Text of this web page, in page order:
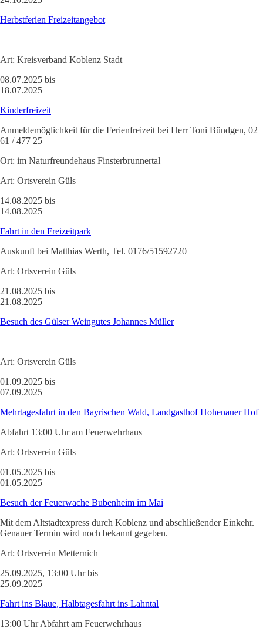
Herbstferien Freizeitangebot
Art: Kreisverband Koblenz Stadt
08.07.2025 bis
18.07.2025
Kinderfreizeit
Anmeldemöglichkeit für die Ferienfreizeit bei Herr Toni Bündgen, 02
61 / 477 25
Ort: im Naturfreundehaus Finsterbrunnertal
Art: Ortsverein Güls
14.08.2025 bis
14.08.2025
Fahrt in den Freizeitpark
Auskunft bei Matthias Werth, Tel. 0176/51592720
Art: Ortsverein Güls
21.08.2025 bis
21.08.2025
Besuch des Gülser Weingutes Johannes Müller
Art: Ortsverein Güls
01.09.2025 bis
07.09.2025
Mehrtagesfahrt in den Bayrischen Wald, Landgasthof Hohenauer Hof
Abfahrt 13:00 Uhr am Feuerwehrhaus
Art: Ortsverein Güls
01.05.2025 bis
01.05.2025
Besuch der Feuerwache Bubenheim im Mai
Mit dem Altstadtexpress durch Koblenz und abschließender Einkehr.
Genauer Termin wird noch bekannt gegeben.
Art: Ortsverein Metternich
25.09.2025, 13:00 Uhr bis
25.09.2025
Fahrt ins Blaue, Halbtagesfahrt ins Lahntal
13:00 Uhr Abfahrt am Feuerwehrhaus